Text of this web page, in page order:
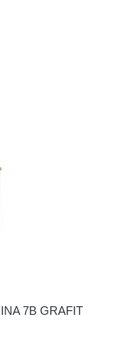
7B GRAFIT